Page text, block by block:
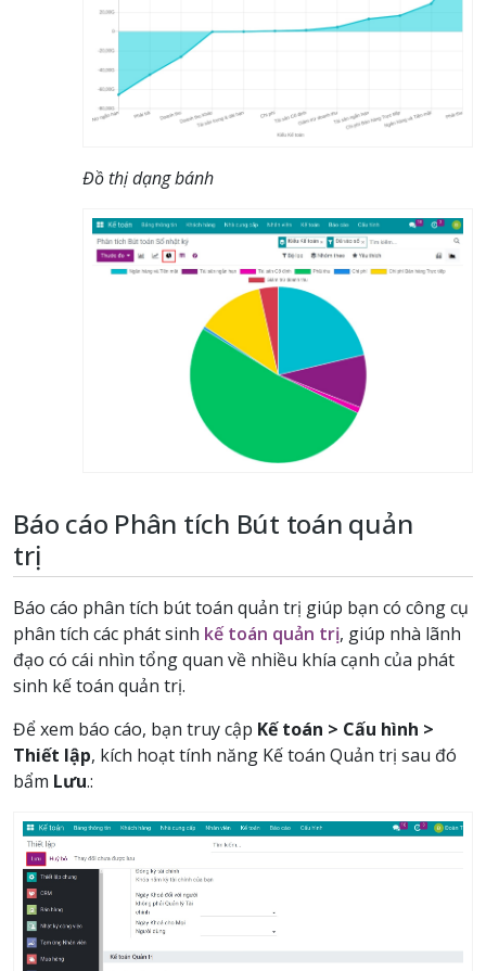
Đồ thị dạng bánh
Báo cáo Phân tích Bút toán quản
trị
Báo cáo phân tích bút toán quản trị giúp bạn có công cụ
phân tích các phát sinh kế toán quản trị, giúp nhà lãnh
đạo có cái nhìn tổng quan về nhiều khía cạnh của phát
sinh kế toán quản trị.
Để xem báo cáo, bạn truy cập Kế toán > Cấu hình >
Thiết lập, kích hoạt tính năng Kế toán Quản trị sau đó
bẩm Lưu.: